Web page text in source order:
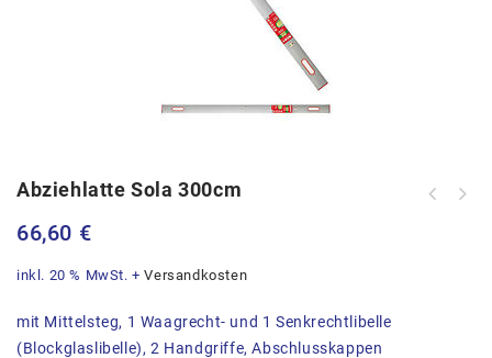
Abziehlatte Sola 300cm
66,60 €
inkl. 20 % MwSt. +Versandkosten
mit Mittelsteg, 1 Waagrecht- und 1 Senkrechtlibelle
(Blockglaslibelle), 2 Handgriffe, Abschlusskappen